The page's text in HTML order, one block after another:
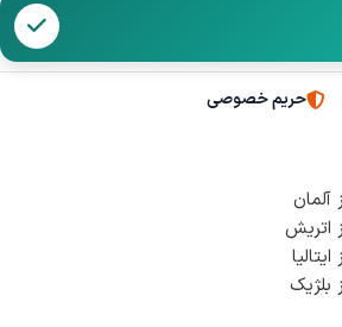
حریم خصوصی
اتریش
بلژیک